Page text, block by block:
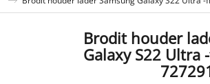
Brodit houder
Galaxy S22 Ultra